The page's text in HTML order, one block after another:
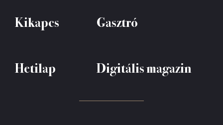
Kikapcs Gasztró
Hetilap Digitális magazin